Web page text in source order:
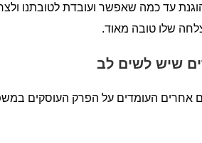
עד כמה שאפשר ועובדת לטובתנו
שלו טובה מאוד.
שיש לשים לב
אחרים העומדים על הפרק העוסקים